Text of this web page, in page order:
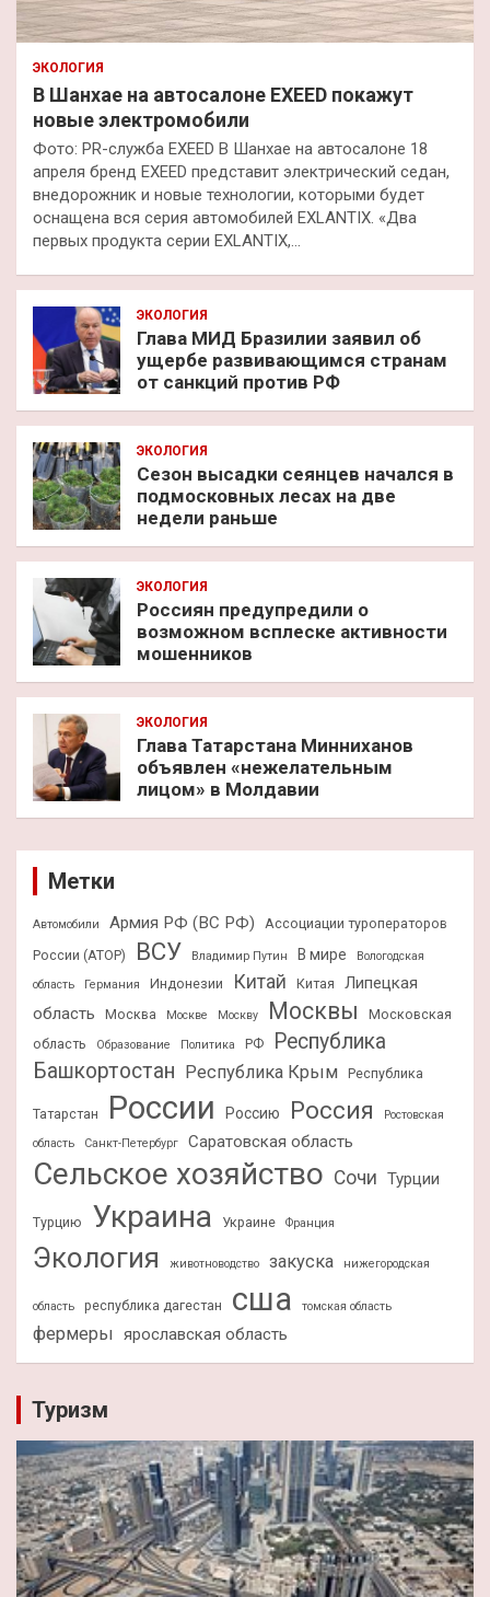
ЭКОЛОГИЯ
В Шанхае на автосалоне EXEED покажут
новые электромобили
Фото: PR-служба EXEED В Шанхае на автосалоне 18
апреля бренд EXEED представит электрический седан,
внедорожник и новые технологии, которыми будет
оснащена вся серия автомобилей EXLANTIX. «Два
первых продукта серии EXLANTIX,…
ЭКОЛОГИЯ
Глава МИД Бразилии заявил об
ущербе развивающимся странам
от санкций против РФ
ЭКОЛОГИЯ
Сезон высадки сеянцев начался в
подмосковных лесах на две
недели раньше
ЭКОЛОГИЯ
Россиян предупредили о
возможном всплеске активности
мошенников
ЭКОЛОГИЯ
Глава Татарстана Минниханов
объявлен «нежелательным
лицом» в Молдавии
Метки
Автомобили Армия РФ (ВС РФ)
Ассоциации туроператоров
России (АТОР)
ВСУ Владимир Путин В мире
Вологодская
область
Германия Индонезии Китай Китая
Липецкая
область
Москва Москве Москву Москвы
Московская
область
Образование Политика РФ
Республика
Башкортостан Республика Крым Республика
Татарстан России Россию Россия
Ростовская
область
Санкт-Петербург Саратовская область
Сельское хозяйство Сочи Турции
Турцию Украина Украине Франция
Экология животноводство закуска нижегородская
область республика дагестан сша томская область
фермеры ярославская область
Туризм